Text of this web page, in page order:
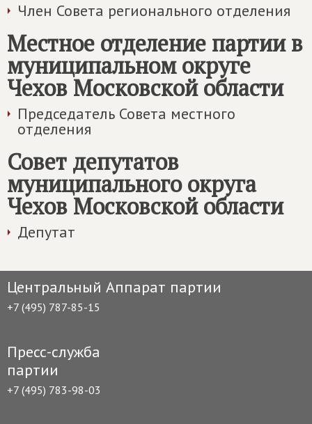
Член Совета регионального отделения
Местное отделение партии в
муниципальном округе
Чехов Московской области
Председатель Совета местного
отделения
Совет депутатов
муниципального округа
Чехов Московской области
Депутат
Центральный Аппарат партии
+7 (495) 787-85-15
Пресс-служба
партии
+7 (495) 783-98-03